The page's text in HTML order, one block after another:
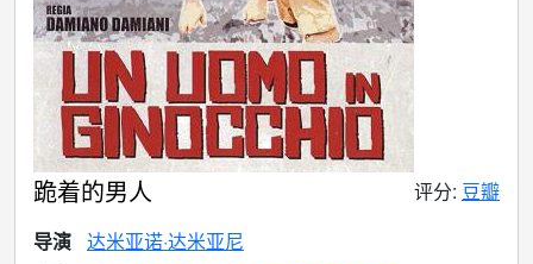
跪着的男人 评分: 豆瓣
导演 达米亚诺·达米亚尼